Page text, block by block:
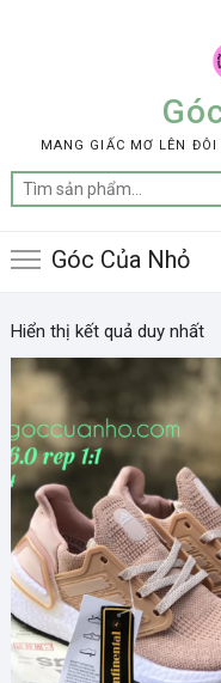
MANG GIẤC MƠ LÊN
Góc Của Nhỏ
Hiển thị kết quả duy nhất